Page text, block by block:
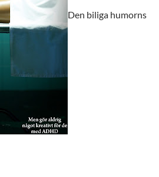
Den biliga humorns